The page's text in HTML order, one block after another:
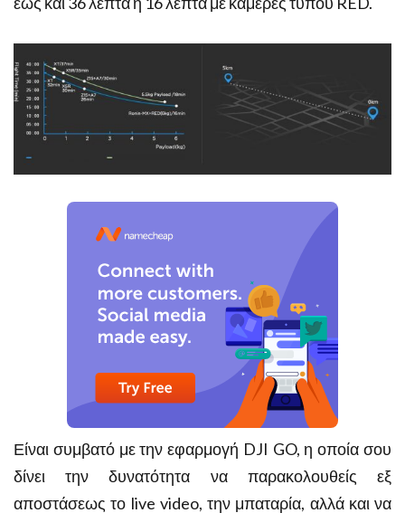
Είναι συμβατό με την εφαρμογή DJI GO, η οποία σου
δίνει την δυνατότητα να παρακολουθείς εξ
αποστάσεως το live video, την μπαταρία, αλλά και να